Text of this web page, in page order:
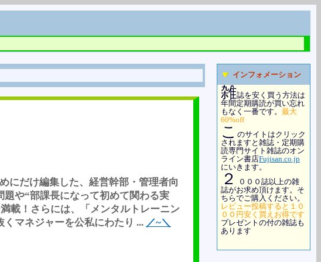
にだけ編集した、経営幹部・管理者向
や“部課長になって初めて関わる実
載！さらには、「メンタルトレーニン
マネジャーを公私にわたり ... ／~＼
インフォメーション
雑誌を安く買う方法は
年間定期購読が買い忘れ
もなく一番です。 最大
60%off
こ のサイトはクリック
されますと雑誌・定期購
読専門サイト雑誌のオン
ライン書店Fujisan.co.jp
にいきます。
２
０００誌以上の雑
誌がお求め頂けます。そ
ちらでご購入ください。
レビュー投稿すると１０
００円安く買えお得です
プレゼントの付の雑誌も
あります